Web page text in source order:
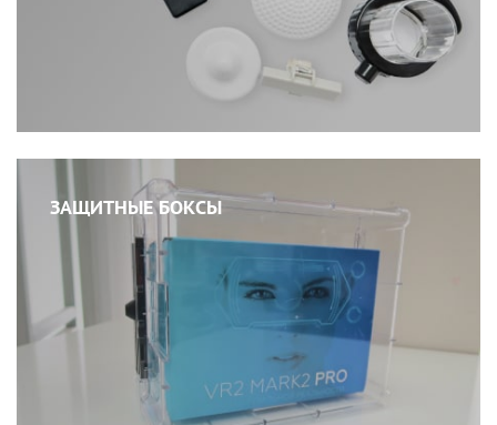
ЗАЩИТНЫЕ БОКСЫ